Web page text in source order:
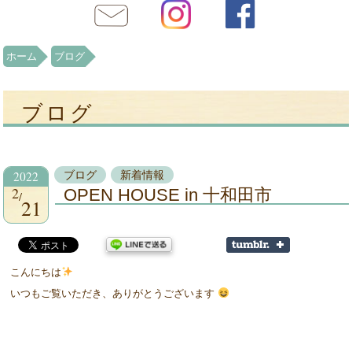
ホーム ブログ
ブログ
2022
2
21
ブログ 新着情報
OPEN HOUSE in 十和田市
こんにちは
いつもご覧いただき、ありがとうございます